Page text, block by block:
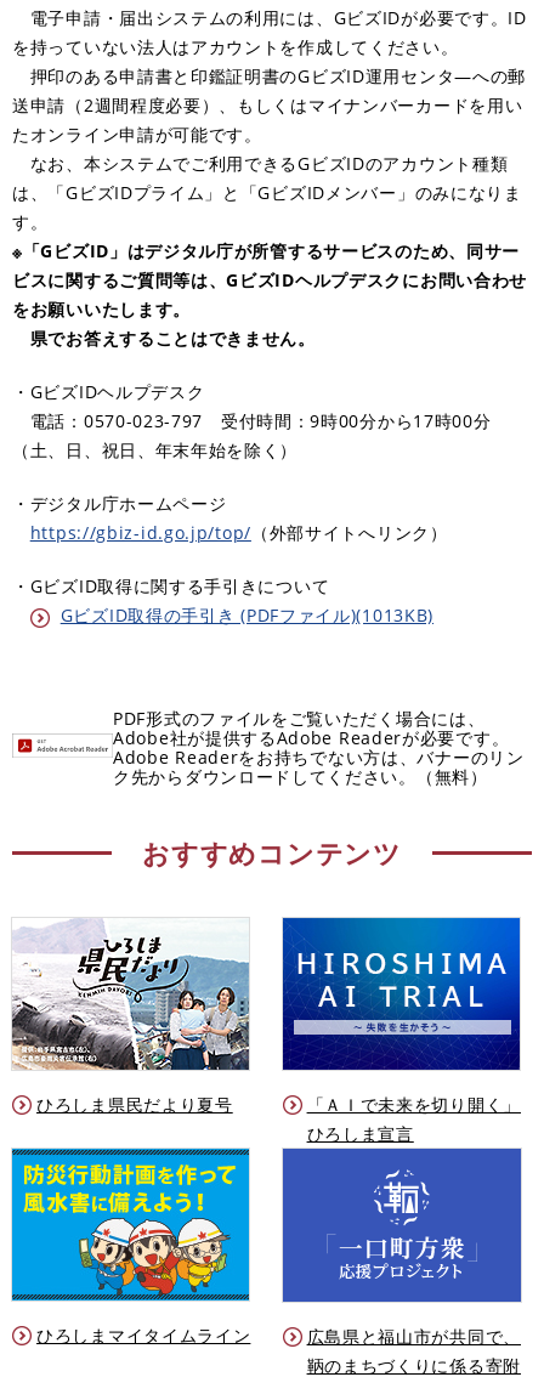
電子申請・届出システムの利用には、GビズIDが必要です。ID
を持っていない法人はアカウントを作成してください。
押印のある申請書と印鑑証明書のGビズID運用センタ―への郵
送申請（2週間程度必要）、もしくはマイナンバーカードを用い
たオンライン申請が可能です。
なお、本システムでご利用できるGビズIDのアカウント種類
は、「GビズIDプライム」と「GビズIDメンバー」のみになりま
す。
※「GビズID」はデジタル庁が所管するサービスのため、同サー
ビスに関するご質問等は、GビズIDヘルプデスクにお問い合わせ
をお願いいたします。
県でお答えすることはできません。
・GビズIDヘルプデスク
電話：0570-023-797 受付時間：9時00分から17時00分
（土、日、祝日、年末年始を除く）​
・デジタル庁ホームページ
https://gbiz-id.go.jp/top/ （外部サイトへリンク）
・GビズID取得に関する手引きについて
GビズID取得の手引き (PDFファイル)(1013KB)
PDF形式のファイルをご覧いただく場合には、
Adobe社が提供するAdobe Readerが必要です。
Adobe Readerをお持ちでない方は、バナーのリン
ク先からダウンロードしてください。（無料）
おすすめコンテンツ
ひろしま県民だより夏号
「ＡＩで未来を切り開く」
ひろしま宣言
ひろしまマイタイムライン
広島県と福山市が共同で、
鞆のまちづくりに係る寄附